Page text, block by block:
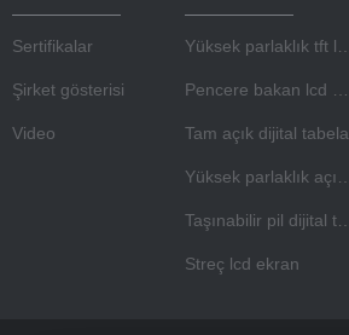
Sertifikalar
Şirket gösterisi
Video Tam açık dijital tabela
Taşınabilir pil dijital tabela
Streç lcd ekran